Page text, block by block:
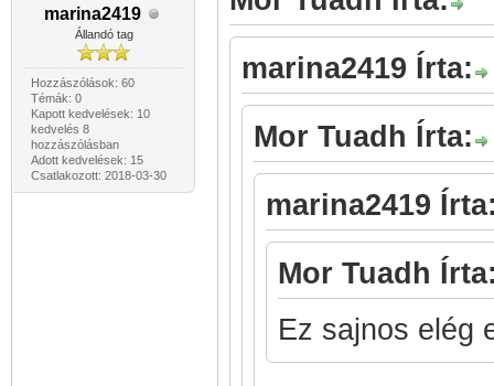
marina2419
Állandó tag
Hozzászólások: 60
Témák: 0
Kapott kedvelések: 10
kedvelés 8
hozzászólásban
Adott kedvelések: 15
Csatlakozott: 2018-03-30
marina2419 Írta:
Mor Tuadh Írta:
marina2419
Mor Tuadh
Ez sajnos elég